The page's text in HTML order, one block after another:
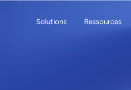
Solutions Ressources